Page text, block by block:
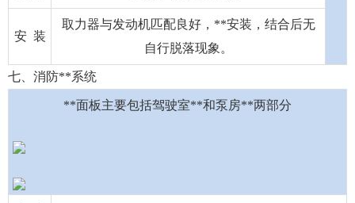
安 装
取力器与发动机匹配良好，**安装，结合后无
自行脱落现象。
七、消防**系统
**面板主要包括驾驶室**和泵房**两部分